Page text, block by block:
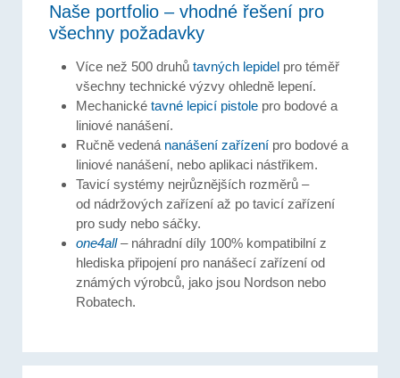
Naše portfolio – vhodné řešení pro
všechny požadavky
Více než 500 druhů tavných lepidel pro téměř
všechny technické výzvy ohledně lepení.
Mechanické tavné lepicí pistole pro bodové a
liniové nanášení.
Ručně vedená nanášení zařízení pro bodové a
liniové nanášení, nebo aplikaci nástřikem.
Tavicí systémy nejrůznějších rozměrů –
od nádržových zařízení až po tavicí zařízení
pro sudy nebo sáčky.
one4all– náhradní díly 100% kompatibilní z
hlediska připojení pro nanášecí zařízení od
známých výrobců, jako jsou Nordson nebo
Robatech.